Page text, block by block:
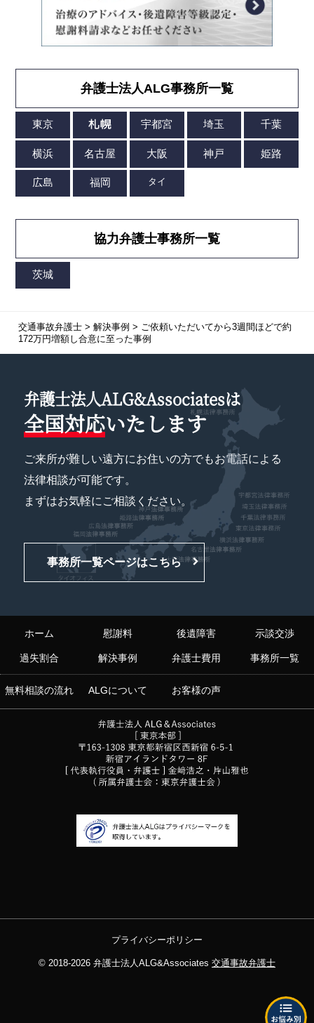
弁護士法人ALG事務所一覧
協力弁護士事務所一覧
交通事故弁護士> 解決事例 > ご依頼いただいてから3週間ほどで約
172万円増額し合意に至った事例
弁護士法人ALG&Associatesは
全国対応いたします
ご来所が難しい遠方にお住いの方でもお電話による
法律相談が可能です。
まずはお気軽にご相談ください。
事務所一覧ページはこちら
ホーム 慰謝料 後遺障害 示談交渉
過失割合 解決事例 弁護士費用 事務所一覧
無料相談の流れ ALGについて お客様の声
プライバシーポリシー
© 2018-2026 弁護士法人ALG&Associates 交通事故弁護士